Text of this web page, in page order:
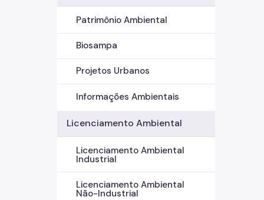
Patrimônio Ambiental
Biosampa
Projetos Urbanos
Informações Ambientais
Licenciamento Ambiental
Licenciamento Ambiental
Industrial
Licenciamento Ambiental
Não-Industrial